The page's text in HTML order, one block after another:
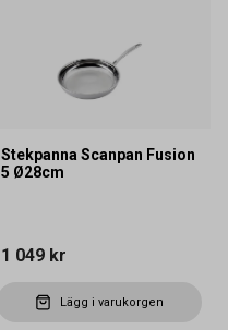
Stekpanna Scanpan Fusion
5 Ø28cm
1 049 kr
Lägg i varukorgen